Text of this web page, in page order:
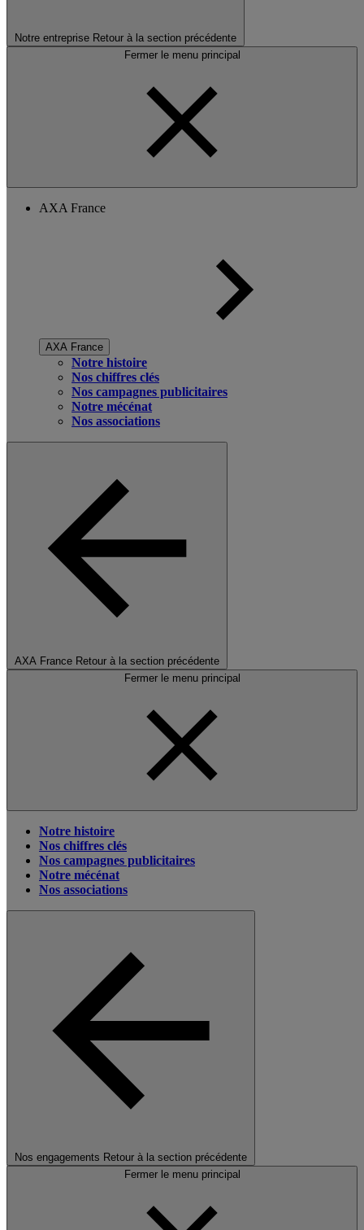
Notre entreprise Retour à la section précédente
Fermer le menu principal
AXA France
AXA France
Notre histoire
Nos chiffres clés
Nos campagnes publicitaires
Notre mécénat
Nos associations
AXA France Retour à la section précédente
Fermer le menu principal
Notre histoire
Nos chiffres clés
Nos campagnes publicitaires
Notre mécénat
Nos associations
Nos engagements Retour à la section précédente
Fermer le menu principal